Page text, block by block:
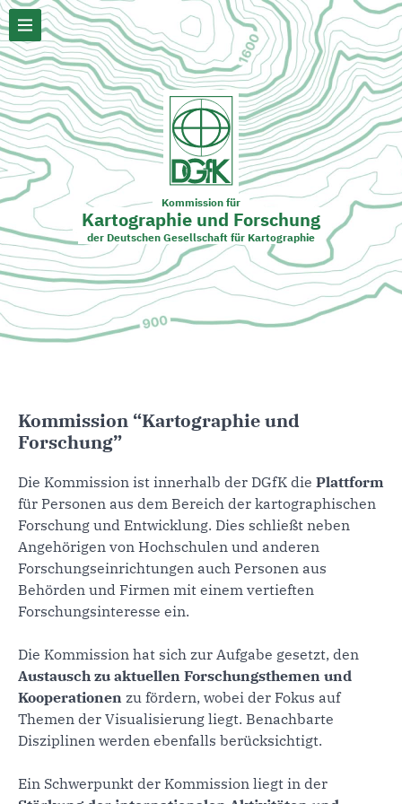
Kommission für
Kartographie und Forschung
der Deutschen Gesellschaft für Kartographie
Kommission “Kartographie und
Forschung”
Die Kommission ist innerhalb der DGfK die Plattform
für Personen aus dem Bereich der kartographischen
Forschung und Entwicklung. Dies schließt neben
Angehörigen von Hochschulen und anderen
Forschungseinrichtungen auch Personen aus
Behörden und Firmen mit einem vertieften
Forschungsinteresse ein.
Die Kommission hat sich zur Aufgabe gesetzt, den
Austausch zu aktuellen Forschungsthemen und
Kooperationen zu fördern, wobei der Fokus auf
Themen der Visualisierung liegt. Benachbarte
Disziplinen werden ebenfalls berücksichtigt.
Ein Schwerpunkt der Kommission liegt in der